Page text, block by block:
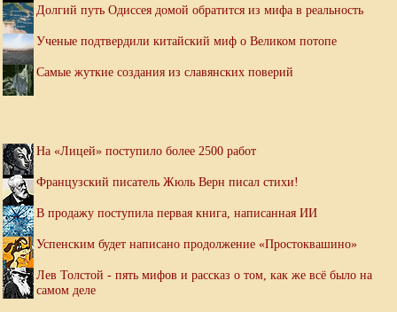
Долгий путь Одиссея домой обратится из мифа в реальность
Ученые подтвердили китайский миф о Великом потопе
Самые жуткие создания из славянских поверий
На «Лицей» поступило более 2500 работ
Французский писатель Жюль Верн писал стихи!
В продажу поступила первая книга, написанная ИИ
Успенским будет написано продолжение «Простоквашино»
Лев Толстой - пять мифов и рассказ о том, как же всё было на
самом деле